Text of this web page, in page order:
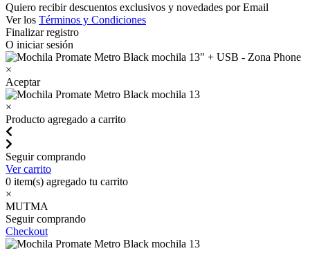
Quiero recibir descuentos exclusivos y novedades por Email
Ver los Términos y Condiciones
Finalizar registro
O iniciar sesión
×
Aceptar
×
Producto agregado a carrito
Seguir comprando
Ver carrito
0 item(s) agregado tu carrito
×
MUTMA
Seguir comprando
Checkout